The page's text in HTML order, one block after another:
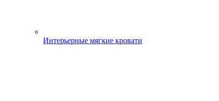
Интерьерные мягкие кровати